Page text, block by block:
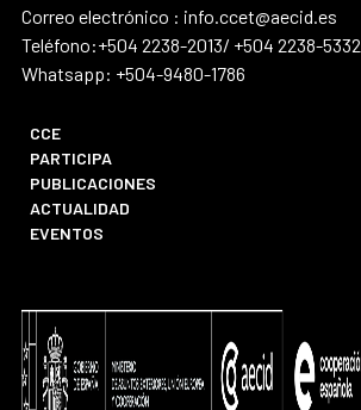
Correo electrónico : info.ccet@aecid.es
Teléfono:+504 2238-2013/ +504 2238-5332
Whatsapp: +504-9480-1786
CCE
PARTICIPA
PUBLICACIONES
ACTUALIDAD
EVENTOS